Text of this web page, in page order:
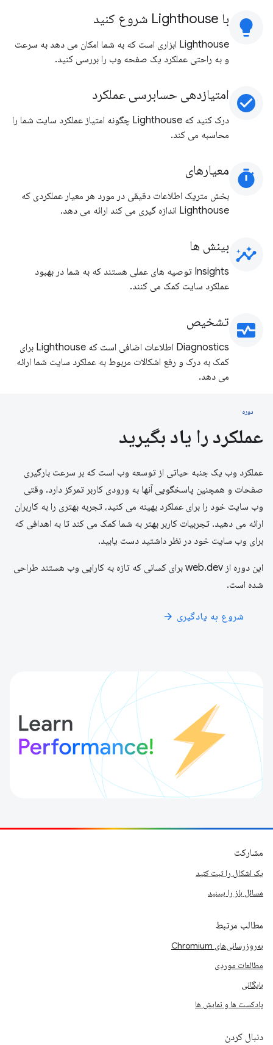
lightbulb با Lighthouse شروع کنید
Lighthouse ابزاری است که به شما امکان می دهد به سرعت
و به راحتی عملکرد یک صفحه وب را بررسی کنید.
check_circle امتیازدهی حسابرسی عملکرد
درک کنید که Lighthouse چگونه امتیاز عملکرد سایت شما را
محاسبه می کند.
timer معیارهای
بخش متریک اطلاعات دقیقی در مورد هر معیار عملکردی که
Lighthouse اندازه گیری می کند ارائه می دهد.
insights بینش ها
Insights توصیه های عملی هستند که به شما در بهبود
عملکرد سایت کمک می کنند.
monitor_heart تشخیص
Diagnostics اطلاعات اضافی است که Lighthouse برای
کمک به درک و رفع اشکالات مربوط به عملکرد سایت شما ارائه
می دهد.
دوره
عملکرد را یاد بگیرید
عملکرد وب یک جنبه حیاتی از توسعه وب است که بر سرعت بارگیری
صفحات و همچنین پاسخگویی آنها به ورودی کاربر تمرکز دارد. وقتی
وب سایت خود را برای عملکرد بهینه می کنید، تجربه بهتری را به کاربران
ارائه می دهید. تجربیات کاربر بهتر به شما کمک می کند تا به اهدافی که
برای وب سایت خود در نظر داشتید دست یابید.
این دوره از web.dev برای کسانی که تازه به کارایی وب هستند طراحی
شده است.
شروع به یادگیری arrow_forward
مشارکت
یک اشکال را ثبت کنید
مسائل باز را ببینید
مطالب مرتبط
به‌روزرسانی‌های Chromium
مطالعات موردی
بایگانی
پادکست ها و نمایش ها
دنبال کردن